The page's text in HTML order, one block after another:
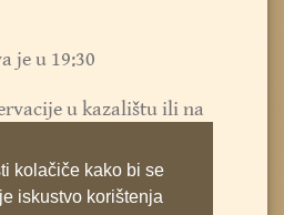
kolačiče kako bi se
iskustvo korištenja
je u 19:30
u kazalištu ili na